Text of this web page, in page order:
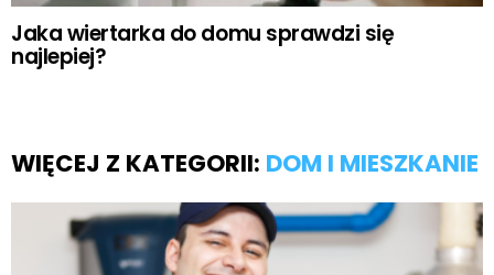
Jaka wiertarka do domu sprawdzi się
najlepiej?
WIĘCEJ Z KATEGORII: DOM I MIESZKANIE